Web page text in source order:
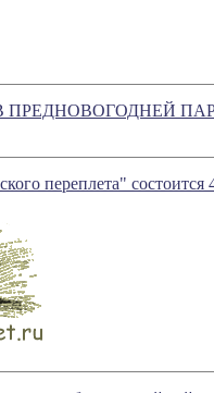
переплета" cocтоится